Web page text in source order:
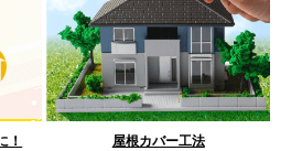
！ 屋根カバー工法